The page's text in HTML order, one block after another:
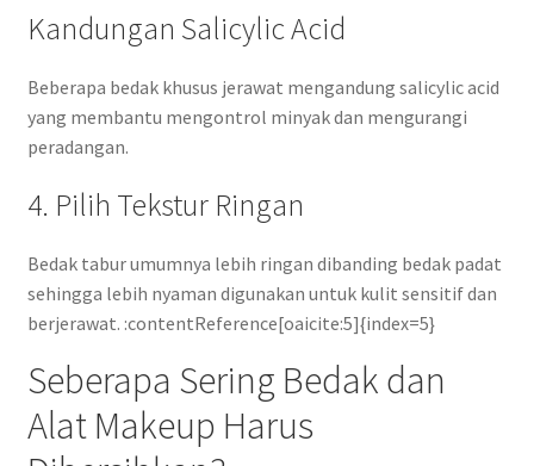
Kandungan Salicylic Acid
Beberapa bedak khusus jerawat mengandung salicylic acid
yang membantu mengontrol minyak dan mengurangi
peradangan.
4. Pilih Tekstur Ringan
Bedak tabur umumnya lebih ringan dibanding bedak padat
sehingga lebih nyaman digunakan untuk kulit sensitif dan
berjerawat. :contentReference[oaicite:5]{index=5}
Seberapa Sering Bedak dan
Alat Makeup Harus